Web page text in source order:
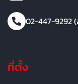
02-447-9292
ที่ตั้ง